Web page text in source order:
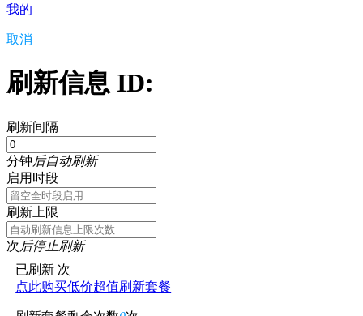
我的
取消
刷新信息 ID:
刷新间隔
分钟后自动刷新
启用时段
刷新上限
次后停止刷新
已刷新 次
点此购买低价超值刷新套餐